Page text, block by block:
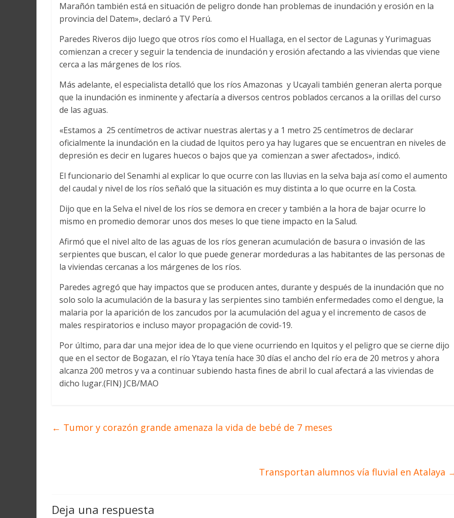
Marañón también está en situación de peligro donde han problemas de inundación y erosión en la
provincia del Datem», declaró a TV Perú.
Paredes Riveros dijo luego que otros ríos como el Huallaga, en el sector de Lagunas y Yurimaguas
comienzan a crecer y seguir la tendencia de inundación y erosión afectando a las viviendas que viene
cerca a las márgenes de los ríos.
Más adelante, el especialista detalló que los ríos Amazonas y Ucayali también generan alerta porque
que la inundación es inminente y afectaría a diversos centros poblados cercanos a la orillas del curso
de las aguas.
«Estamos a 25 centímetros de activar nuestras alertas y a 1 metro 25 centímetros de declarar
oficialmente la inundación en la ciudad de Iquitos pero ya hay lugares que se encuentran en niveles de
depresión es decir en lugares huecos o bajos que ya comienzan a swer afectados», indicó.
El funcionario del Senamhi al explicar lo que ocurre con las lluvias en la selva baja así como el aumento
del caudal y nivel de los ríos señaló que la situación es muy distinta a lo que ocurre en la Costa.
Dijo que en la Selva el nivel de los ríos se demora en crecer y también a la hora de bajar ocurre lo
mismo en promedio demorar unos dos meses lo que tiene impacto en la Salud.
Afirmó que el nivel alto de las aguas de los ríos generan acumulación de basura o invasión de las
serpientes que buscan, el calor lo que puede generar mordeduras a las habitantes de las personas de
la viviendas cercanas a los márgenes de los ríos.
Paredes agregó que hay impactos que se producen antes, durante y después de la inundación que no
solo solo la acumulación de la basura y las serpientes sino también enfermedades como el dengue, la
malaria por la aparición de los zancudos por la acumulación del agua y el incremento de casos de
males respiratorios e incluso mayor propagación de covid-19.
Por último, para dar una mejor idea de lo que viene ocurriendo en Iquitos y el peligro que se cierne dijo
que en el sector de Bogazan, el río Ytaya tenía hace 30 días el ancho del río era de 20 metros y ahora
alcanza 200 metros y va a continuar subiendo hasta fines de abril lo cual afectará a las viviendas de
dicho lugar.(FIN) JCB/MAO
← Tumor y corazón grande amenaza la vida de bebé de 7 meses
Transportan alumnos vía fluvial en Atalaya
Deja una respuesta